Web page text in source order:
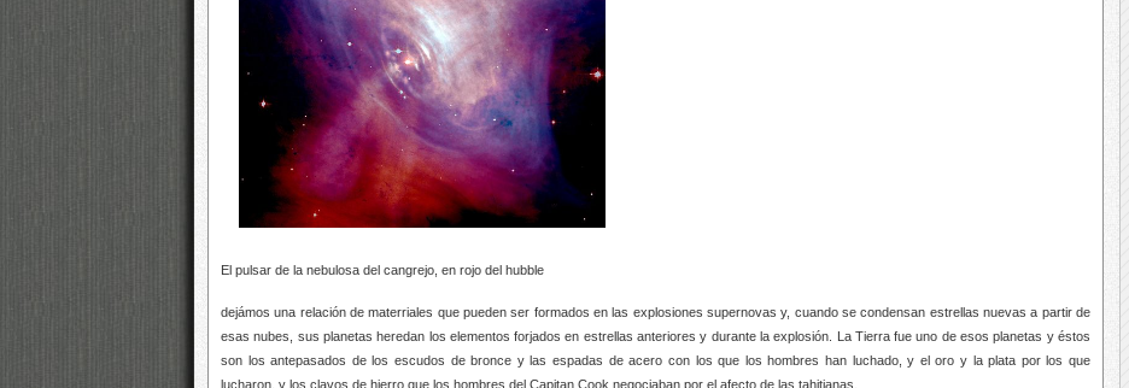
El pulsar de la nebulosa del cangrejo, en rojo del hubble
dejámos una relación de materriales que pueden ser formados en las explosiones supernovas y, cuando se condensan estrellas nuevas a partir de
esas nubes, sus planetas heredan los elementos forjados en estrellas anteriores y durante la explosión. La Tierra fue uno de esos planetas y éstos
son los antepasados de los escudos de bronce y las espadas de acero con los que los hombres han luchado, y el oro y la plata por los que
lucharon, y los clavos de hierro que los hombres del Capitan Cook negociaban por el afecto de las tahitianas.